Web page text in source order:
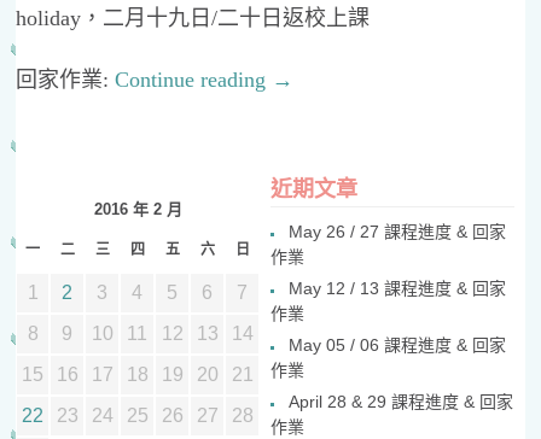
holiday，二月十九日/二十日返校上課
回家作業:Continue reading →
2016 年 2 月
一 二 三 四 五 六 日
1 2 3 4 5 6
7
8
9 10 11 12 13
14
15
16 17 18 19 20
21
22
23 24 25 26 27
28
近期文章
May 26 / 27 課程進度 & 回家
作業
May 12 / 13 課程進度 & 回家
作業
May 05 / 06 課程進度 & 回家
作業
April 28 & 29 課程進度 & 回家
作業